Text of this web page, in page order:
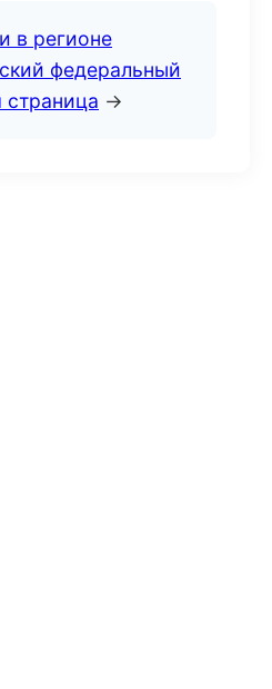
в регионе
федеральный
страница →